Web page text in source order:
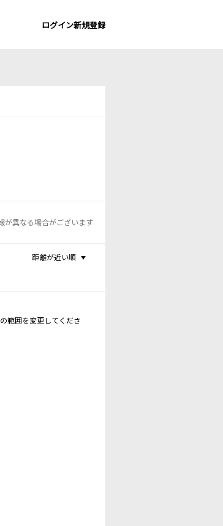
ログイン新規登録
が異なる場合がございます
距離が近い順
範囲を変更してくださ